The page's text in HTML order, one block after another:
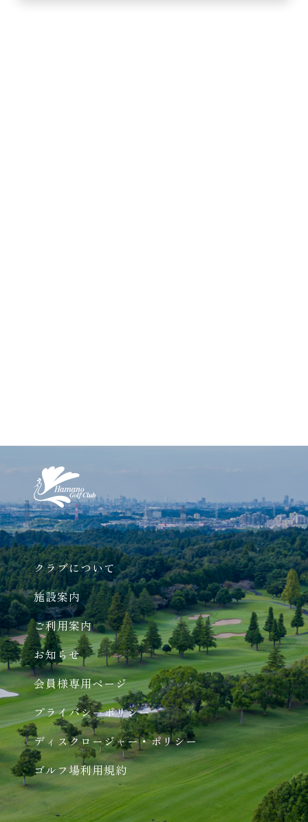
クラブについて
施設案内
ご利用案内
お知らせ
会員様専用ページ
プライバシーポリシー
ディスクロージャー・ポリシー
ゴルフ場利用規約